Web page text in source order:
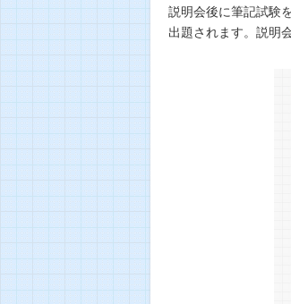
説明会後に筆記試験
出題されます。説明